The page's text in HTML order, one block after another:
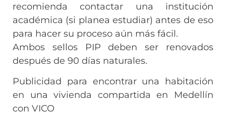
recomienda contactar una institución
académica (si planea estudiar) antes de eso
para hacer su proceso aún más fácil.
Ambos sellos PIP deben ser renovados
después de 90 días naturales.
Publicidad para encontrar una habitación
en una vivienda compartida en Medellín
con VICO